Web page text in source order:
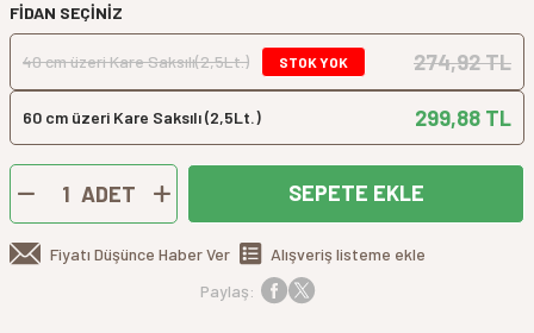
FIDAN SEÇINIZ
40 cm üzeri Kare Saksılı(2,5Lt.) STOK YOK 274,92 TL
60 cm üzeri Kare Saksılı (2,5Lt.) 299,88 TL
ADET SEPETE EKLE
Alışveriş listeme ekle
Fiyatı Düşünce Haber Ver
Paylaş: